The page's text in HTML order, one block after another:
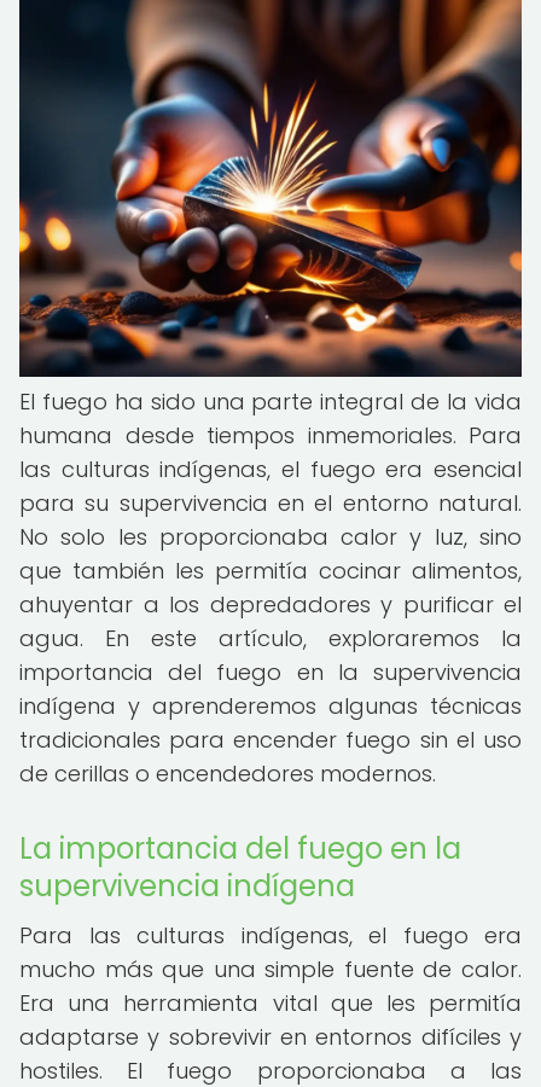
El fuego ha sido una parte integral de la vida
humana desde tiempos inmemoriales. Para
las culturas indígenas, el fuego era esencial
para su supervivencia en el entorno natural.
No solo les proporcionaba calor y luz, sino
que también les permitía cocinar alimentos,
ahuyentar a los depredadores y purificar el
agua. En este artículo, exploraremos la
importancia del fuego en la supervivencia
indígena y aprenderemos algunas técnicas
tradicionales para encender fuego sin el uso
de cerillas o encendedores modernos.
La importancia del fuego en la
supervivencia indígena
Para las culturas indígenas, el fuego era
mucho más que una simple fuente de calor.
Era una herramienta vital que les permitía
adaptarse y sobrevivir en entornos difíciles y
hostiles. El fuego proporcionaba a las